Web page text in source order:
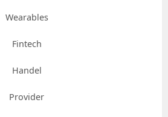
Wearables
Fintech
Handel
Provider